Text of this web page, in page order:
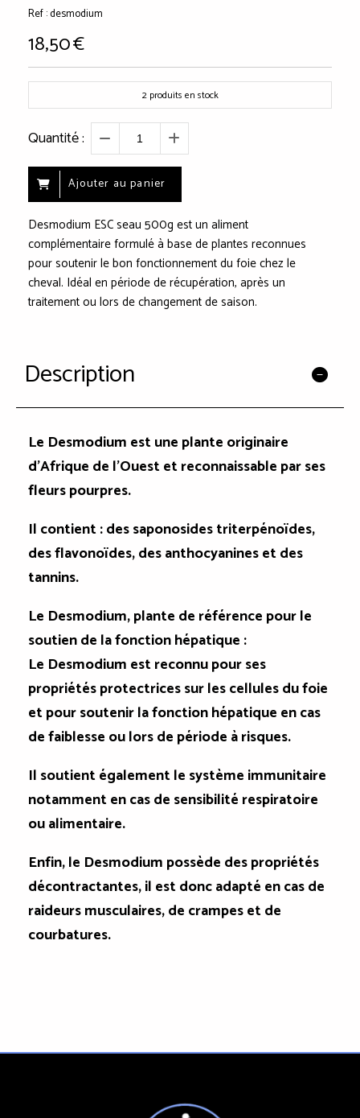
Ref :desmodium
18,50€
2produits en stock
Quantité :
Ajouter au panier
Desmodium ESC seau 500g est un aliment
complémentaire formulé à base de plantes reconnues
pour soutenir le bon fonctionnement du foie chez le
cheval. Idéal en période de récupération, après un
traitement ou lors de changement de saison.
Description
Le Desmodium est une plante originaire
d’Afrique de l’Ouest et reconnaissable par ses
fleurs pourpres.
Il contient : des saponosides triterpénoïdes,
des flavonoïdes, des anthocyanines et des
tannins.
Le Desmodium, plante de référence pour le
soutien de la fonction hépatique :
Le Desmodium est reconnu pour ses
propriétés protectrices sur les cellules du foie
et pour soutenir la fonction hépatique en cas
de faiblesse ou lors de période à risques.
Il soutient également le système immunitaire
notamment en cas de sensibilité respiratoire
ou alimentaire.
Enfin, le Desmodium possède des propriétés
décontractantes, il est donc adapté en cas de
raideurs musculaires, de crampes et de
courbatures.